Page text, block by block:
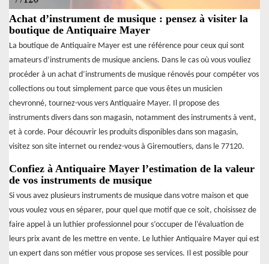
Achat d’instrument de musique : pensez à visiter la
boutique de Antiquaire Mayer
La boutique de Antiquaire Mayer est une référence pour ceux qui sont
amateurs d’instruments de musique anciens. Dans le cas où vous vouliez
procéder à un achat d’instruments de musique rénovés pour compéter vos
collections ou tout simplement parce que vous êtes un musicien
chevronné, tournez-vous vers Antiquaire Mayer. Il propose des
instruments divers dans son magasin, notamment des instruments à vent,
et à corde. Pour découvrir les produits disponibles dans son magasin,
visitez son site internet ou rendez-vous à Giremoutiers, dans le 77120.
Confiez à Antiquaire Mayer l’estimation de la valeur
de vos instruments de musique
Si vous avez plusieurs instruments de musique dans votre maison et que
vous voulez vous en séparer, pour quel que motif que ce soit, choisissez de
faire appel à un luthier professionnel pour s’occuper de l’évaluation de
leurs prix avant de les mettre en vente. Le luthier Antiquaire Mayer qui est
un expert dans son métier vous propose ses services. Il est possible pour